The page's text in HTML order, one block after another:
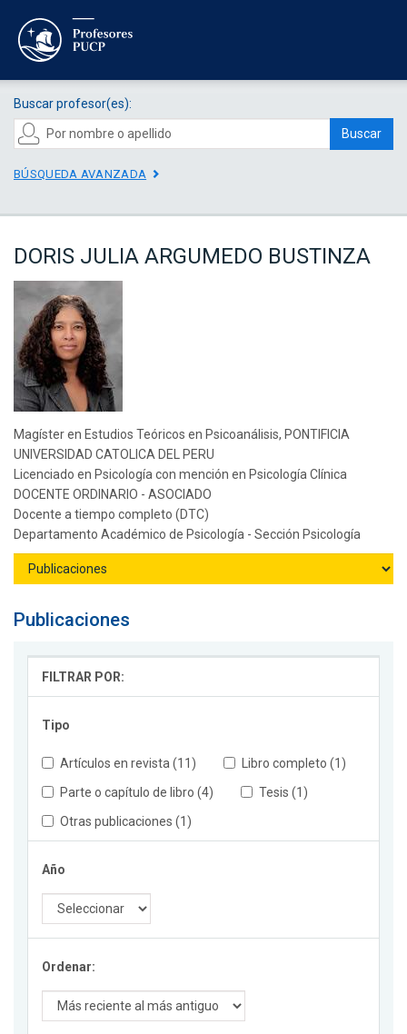
Buscar profesor(es):
Buscar
BÚSQUEDA AVANZADA
DORIS JULIA ARGUMEDO BUSTINZA
Magíster en Estudios Teóricos en Psicoanálisis, PONTIFICIA
UNIVERSIDAD CATOLICA DEL PERU
Licenciado en Psicología con mención en Psicología Clínica
DOCENTE ORDINARIO - ASOCIADO
Docente a tiempo completo (DTC)
Departamento Académico de Psicología - Sección Psicología
Publicaciones
FILTRAR POR:
Tipo
Artículos en revista (11)
Libro completo (1)
Parte o capítulo de libro (4)
Tesis (1)
Otras publicaciones (1)
Año
Ordenar: